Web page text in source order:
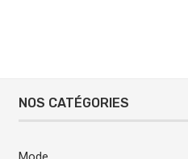
NOS CATÉGORIES